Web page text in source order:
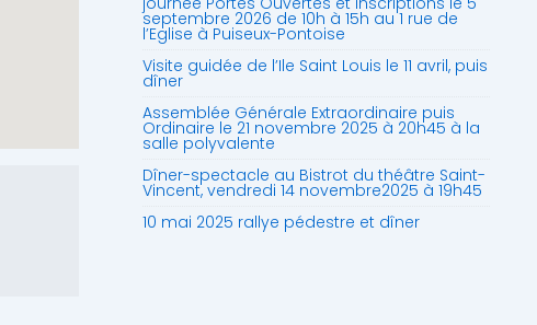
septembre 2026 de 10h à 15h au 1 rue de
l’Eglise à Puiseux-Pontoise
Visite guidée de l’Ile Saint Louis le 11 avril, puis
dîner
Assemblée Générale Extraordinaire puis
Ordinaire le 21 novembre 2025 à 20h45 à la
salle polyvalente
Dîner-spectacle au Bistrot du théâtre Saint-
Vincent, vendredi 14 novembre2025 à 19h45
10 mai 2025 rallye pédestre et dîner